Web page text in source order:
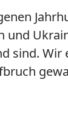
sind.